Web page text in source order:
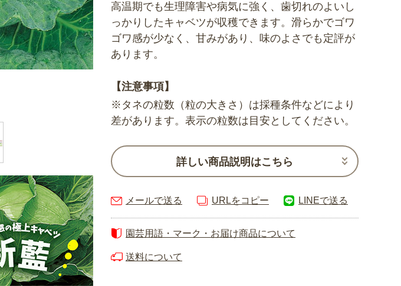
高温期でも生理障害や病気に強く、歯切れのよいし
っかりしたキャベツが収穫できます。滑らかでゴワ
ゴワ感が少なく、甘みがあり、味のよさでも定評が
あります。
【注意事項】
※タネの粒数（粒の大きさ）は採種条件などにより
差があります。表示の粒数は目安としてください。
詳しい商品説明はこちら
メールで送る URLをコピー LINEで送る
園芸用語・マーク・お届け商品について
送料について